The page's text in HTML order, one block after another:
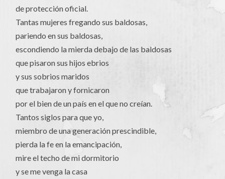
de protección oficial.
Tantas mujeres fregando sus baldosas,
pariendo en sus baldosas,
escondiendo la mierda debajo de las baldosas
que pisaron sus hijos ebrios
y sus sobrios maridos
que trabajaron y fornicaron
por el bien de un país en el que no creían.
Tantos siglos para que yo,
miembro de una generación prescindible,
pierda la fe en la emancipación,
mire el techo de mi dormitorio
y se me venga la casa